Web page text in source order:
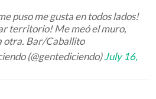
puso me gusta en todos lados!
territorio! Me meó el muro,
otra. Bar/Caballito
(@gentediciendo)July 16,